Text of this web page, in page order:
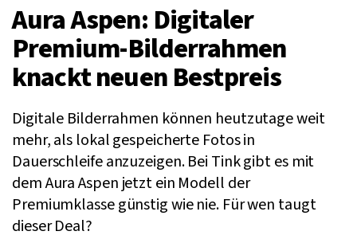
Aura Aspen: Digitaler
Premium-Bilderrahmen
knackt neuen Bestpreis
Digitale Bilderrahmen können heutzutage weit
mehr, als lokal gespeicherte Fotos in
Dauerschleife anzuzeigen. Bei Tink gibt es mit
dem Aura Aspen jetzt ein Modell der
Premiumklasse günstig wie nie. Für wen taugt
dieser Deal?